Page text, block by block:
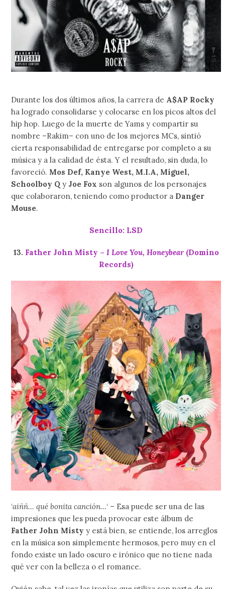
Durante los dos últimos años, la carrera de A$AP Rocky
ha logrado consolidarse y colocarse en los picos altos del
hip hop. Luego de la muerte de Yams y compartir su
nombre –Rakim– con uno de los mejores MCs, sintió
cierta responsabilidad de entregarse por completo a su
música y a la calidad de ésta. Y el resultado, sin duda, lo
favoreció. Mos Def, Kanye West, M.I.A, Miguel,
Schoolboy Q y Joe Fox son algunos de los personajes
que colaboraron, teniendo como productor a Danger
Mouse.
Sencillo: LSD
13. Father John Misty – I Love You, Honeybear(Domino
Records)
‘aiññ… qué bonita canción…‘ – Esa puede ser una de las
impresiones que les pueda provocar este álbum de
Father John Misty y está bien, se entiende, los arreglos
en la música son simplemente hermosos, pero muy en el
fondo existe un lado oscuro e irónico que no tiene nada
qué ver con la belleza o el romance.